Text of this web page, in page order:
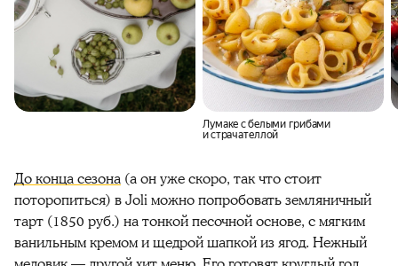
Лумаке с белыми грибами
и страчателлой
До конца сезона (а он уже скоро, так что стоит
поторопиться) в Joli можно попробовать земляничный
тарт (1850 руб.) на тонкой песочной основе, с мягким
ванильным кремом и щедрой шапкой из ягод. Нежный